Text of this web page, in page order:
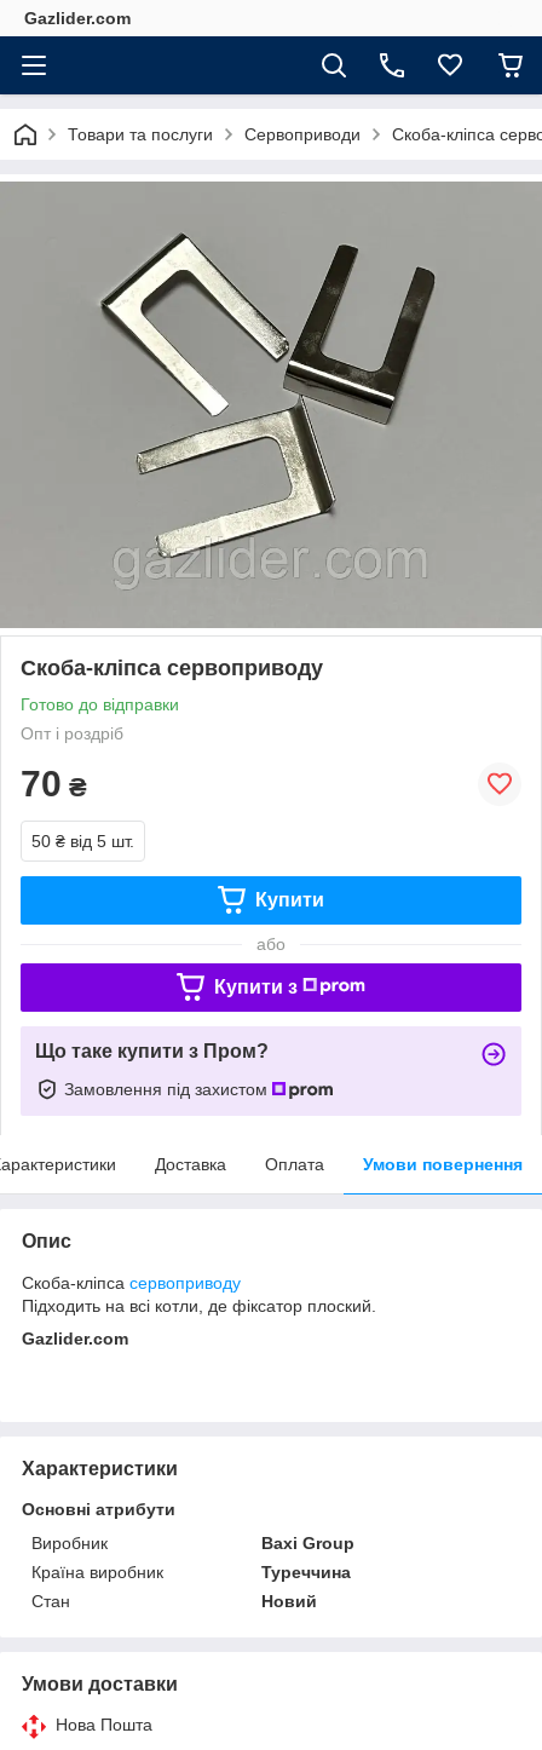
Gazlider.com
Товари та послуги Сервоприводи Скоба-кліпса
Скоба-кліпса сервоприводу
Готово до відправки
Опт і роздріб
70 ₴
50 ₴ від 5 шт.
Купити
або
Купити з
Що таке купити з Пром?
Замовлення під захистом
Доставка Оплата Умови повернення
Опис
Скоба-кліпса сервоприводу
Підходить на всі котли, де фіксатор плоский.
Gazlider.com
Характеристики
Основні атрибути
Виробник
Baxi Group
Країна виробник
Туреччина
Стан
Новий
Умови доставки
Нова Пошта